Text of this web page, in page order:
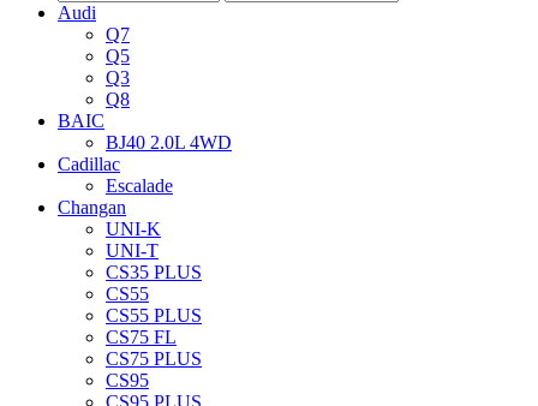
Audi
Q7
Q5
Q3
Q8
BAIC
BJ40 2.0L 4WD
Cadillac
Escalade
Changan
UNI-K
UNI-T
CS35 PLUS
CS55
CS55 PLUS
CS75 FL
CS75 PLUS
CS95
CS95 PLUS